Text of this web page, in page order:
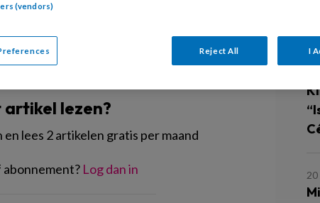
lezen?
lees 2 artikelen gratis per maand
Log dan in 20
(vendors)
Reject All I